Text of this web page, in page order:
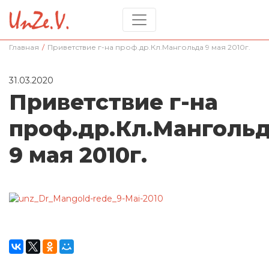
Главная / Приветствие г-на проф.др.Кл.Мангольда 9 мая 2010г.
31.03.2020
Приветствие г-на
9 мая 2010г.